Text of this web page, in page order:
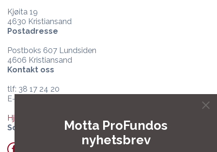
Motta ProFundos
nyhetsbrev
Kjøita 19
4630 Kristiansand
Postadresse
Postboks 607 Lundsiden
4606 Kristiansand
Kontakt oss
tlf: 38 17 24 20
E-post:
Hjelpesenter og support
Sosiale medier